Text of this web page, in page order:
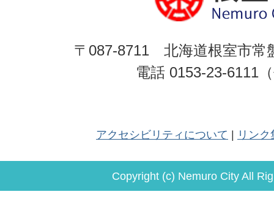
〒087-8711 北海道根室市常
電話 0153-23-6111
アクセシビリティについて リンク
Copyright (c) Nemuro City All